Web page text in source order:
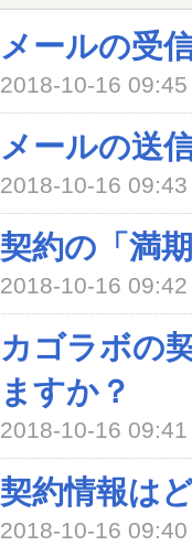
メールの受
2018-10-16
メールの送
2018-10-16
契約の「満
2018-10-16
カゴラボの
ますか？
2018-10-16
契約情報は
2018-10-16